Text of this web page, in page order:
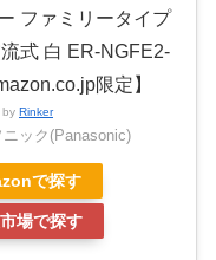
ファミリータイプ
式 白 ER-NGFE2-
限定】
by Rinker
ニック(Panasonic)
で探す
場で探す